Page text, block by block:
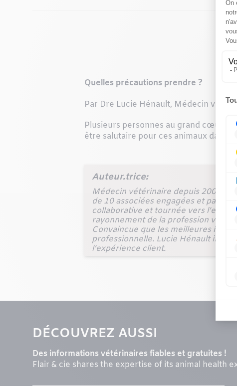
Quelles précautions prendre ?
Par Dre Lucie Hénault, Médecin
Plusieurs personnes au grand cœur
être salutaire pour ces animaux dans
Auteur.trice:
Médecin vétérinaire depuis 2000,
de 10 associées engagées et
collaborative et tournée vers
rayonnement de la profession
Convaincue que les meilleures
professionnelle. Lucie Hénault
l’expérience client.
DÉCOUVREZ AUSSI
Des informations vétérinaires fiables et gratuites !
Flair & cie shares the expertise of its animal health